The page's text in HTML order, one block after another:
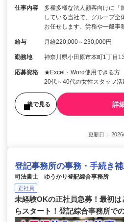
仕事内容
多種多様な法人顧客向けに「
している当社で、グループ全
お任せします。労務や一般
給与 月給220,000～230,000円
勤務地 神奈川県小田原市本町1丁目
応募資格
★Excel・Word使用できる
20代～40代の女性スタッフ活
後で見る 詳
更新日：
登記事務所の事務・手続き
司法書士 ゆうかり登記綜合事務所
正社員
未経験OKの正社員急募！最初
らスタート！登記綜合事務所で